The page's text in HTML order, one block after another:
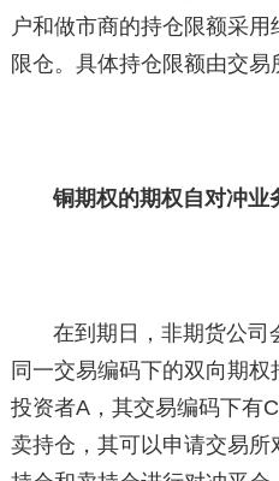
户和做市商的持仓限额采
限仓。具体持仓限额由交易
铜期权的期权自对冲业
在到期日，非期货公司
同一交易编码下的双向期
投资者A，其交易编码下有
卖持仓，其可以申请交易